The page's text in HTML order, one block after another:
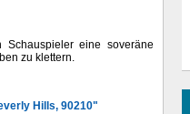
Schauspieler eine soveräne
zu klettern.
Hills, 90210"